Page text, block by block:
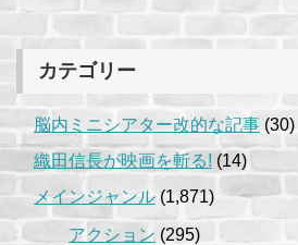
カテゴリー
脳内ミニシアター改的な記事 (30)
織田信長が映画を斬る! (14)
メインジャンル (1,871)
アクション (295)